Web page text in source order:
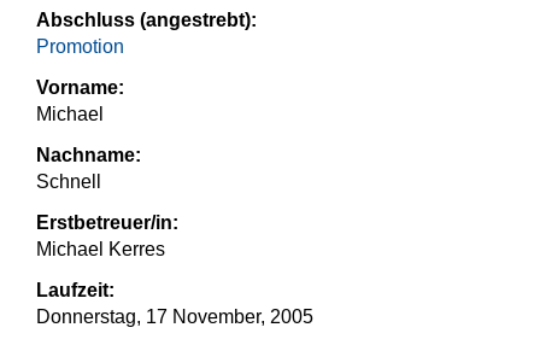
Abschluss (angestrebt):
Promotion
Vorname:
Michael
Nachname:
Schnell
Erstbetreuer/in:
Michael Kerres
Laufzeit:
Donnerstag, 17 November, 2005